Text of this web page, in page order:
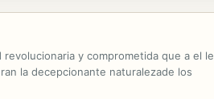
y comprometida que a el le
la decepcionante naturalezade los